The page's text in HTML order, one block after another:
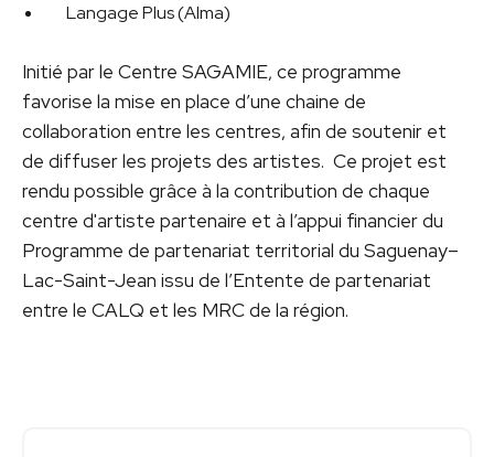
Langage Plus (Alma)
Initié par le Centre SAGAMIE, ce programme
favorise la mise en place d’une chaine de
collaboration entre les centres, afin de soutenir et
de diffuser les projets des artistes. Ce projet est
rendu possible grâce à la contribution de chaque
centre d'artiste partenaire et à l’appui financier du
Programme de partenariat territorial du Saguenay–
Lac-Saint-Jean issu de l’Entente de partenariat
entre le CALQ et les MRC de la région.